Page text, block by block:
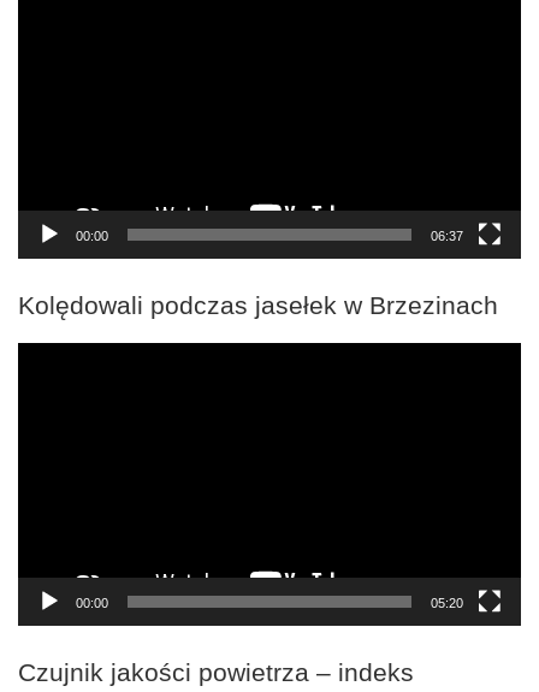
00:00 06:37
Kolędowali podczas jasełek w Brzezinach
00:00 05:20
Czujnik jakości powietrza – indeks